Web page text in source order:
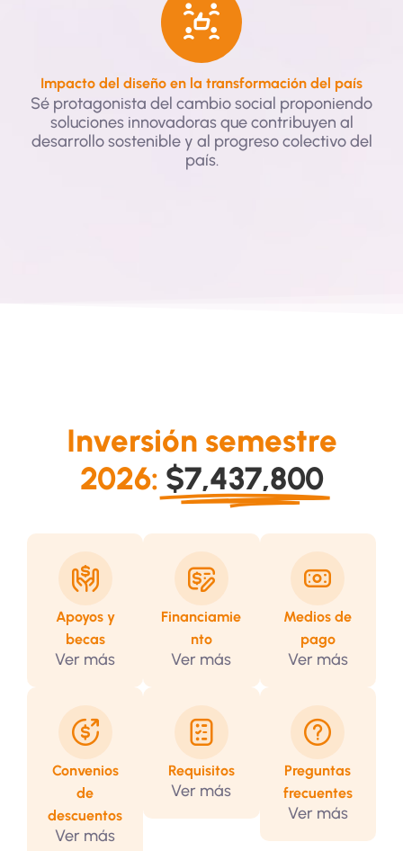
Impacto del diseño en la transformación del país
Sé protagonista del cambio social proponiendo
soluciones innovadoras que contribuyen al
desarrollo sostenible y al progreso colectivo del
país.
Inversión semestre
2026: $7,437,800
Apoyos y
becas
Ver más
Convenios
de
descuentos
Ver más
Financiamie
nto
Ver más
Requisitos
Ver más
Medios de
pago
Ver más
Preguntas
frecuentes
Ver más